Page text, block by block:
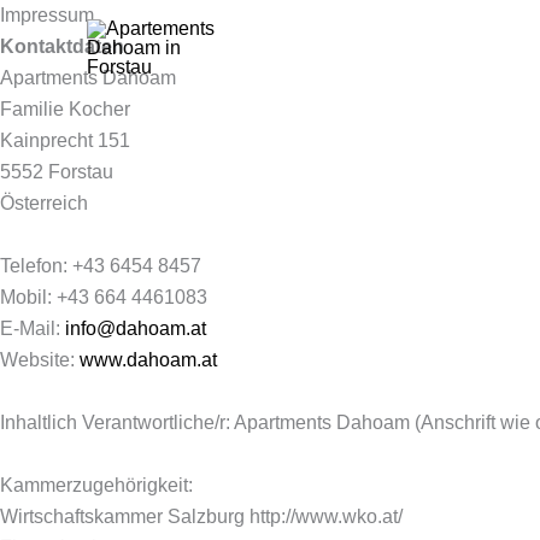
Skip
to
content
Impressum
Kontaktdaten
Apartments Dahoam
Familie Kocher
Kainprecht 151
5552 Forstau
Österreich
Telefon: +43 6454 8457
Mobil: +43 664 4461083
E-Mail: info@dahoam.at
Website: www.dahoam.at
Inhaltlich Verantwortliche/r: Apartments Dahoam (Anschrift wie
Kammerzugehörigkeit:
Wirtschaftskammer Salzburg http://www.wko.at/